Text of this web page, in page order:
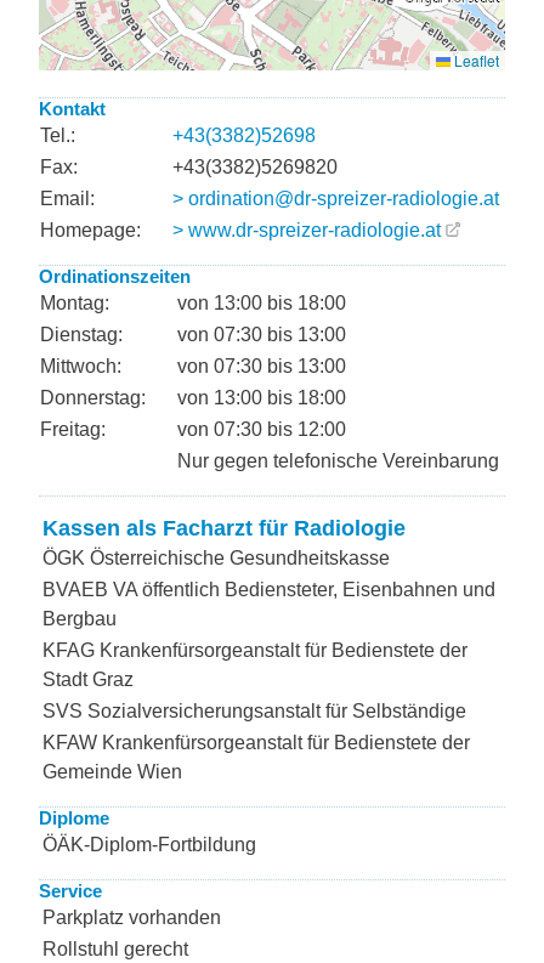
Kontakt
Tel.:
+43(3382)52698
Fax:
+43(3382)5269820
Email:
> ordination@dr-spreizer-radiologie.at
Homepage:
> www.dr-spreizer-radiologie.at
Ordinationszeiten
Montag:
von 13:00 bis 18:00
Dienstag:
von 07:30 bis 13:00
Mittwoch:
von 07:30 bis 13:00
Donnerstag:
von 13:00 bis 18:00
Freitag:
von 07:30 bis 12:00
Nur gegen telefonische Vereinbarung
Kassen als Facharzt für Radiologie
ÖGK Österreichische Gesundheitskasse
BVAEB VA öffentlich Bediensteter, Eisenbahnen und
Bergbau
KFAG Krankenfürsorgeanstalt für Bedienstete der
Stadt Graz
SVS Sozialversicherungsanstalt für Selbständige
KFAW Krankenfürsorgeanstalt für Bedienstete der
Gemeinde Wien
Diplome
ÖÄK-Diplom-Fortbildung
Service
Parkplatz vorhanden
Rollstuhl gerecht